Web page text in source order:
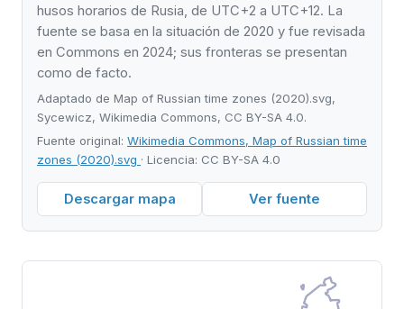
husos horarios de Rusia, de UTC+2 a UTC+12. La
fuente se basa en la situación de 2020 y fue revisada
en Commons en 2024; sus fronteras se presentan
como de facto.
Adaptado de Map of Russian time zones (2020).svg,
Sycewicz, Wikimedia Commons, CC BY-SA 4.0.
Fuente original: Wikimedia Commons, Map of Russian time
zones (2020).svg · Licencia: CC BY-SA 4.0
Descargar mapa Ver fuente